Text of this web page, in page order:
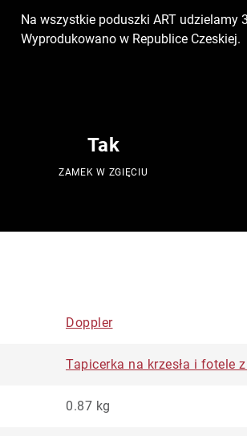
Na wszystkie poduszki ART udzielamy
Wyprodukowano w Republice Czeskiej.
Tak
ZAMEK W ZGIĘCIU
Doppler
Tapicerka na krzesła i fotele
0.87 kg